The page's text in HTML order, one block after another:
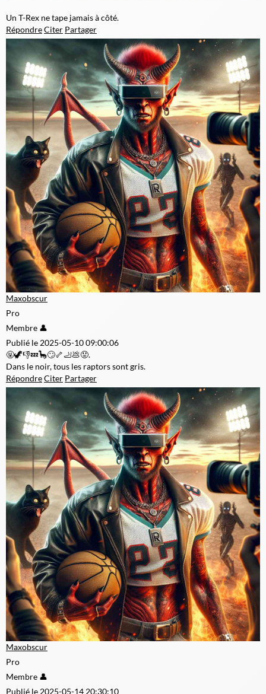
Un T-Rex ne tape jamais à côté.
RépondreCiter Partager
Maxobscur
Pro
Membre 👤
Publié le 2025-05-10 09:00:06
🤬🦖👎💤🦕🙄🦴🦶💩😡.
Dans le noir, tous les raptors sont gris.
RépondreCiter Partager
Maxobscur
Pro
Membre 👤
Publié le 2025-05-14 20:30:10